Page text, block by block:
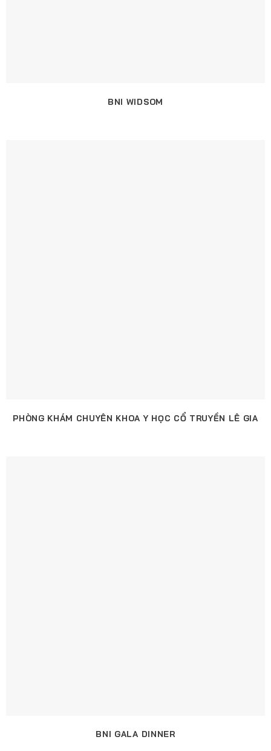
BNI WIDSOM
PHÒNG KHÁM CHUYÊN KHOA Y HỌC CỔ TRUYỀN LÊ GIA
BNI GALA DINNER